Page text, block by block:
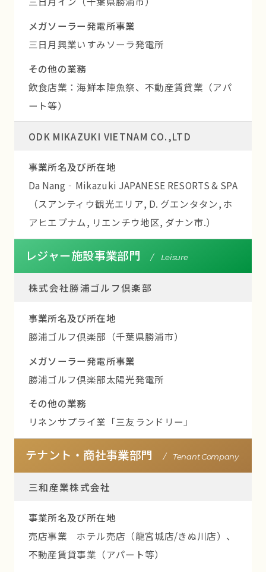
メガソーラー発電所事業
三日月興業いすみソーラ発電所
その他の業務
飲食店業：海鮮本陣魚祭、不動産賃貸業（アパ
ート等）
ODK MIKAZUKI VIETNAM CO.,LTD
事業所名及び所在地
Da Nang‐Mikazuki JAPANESE RESORTS & SPA
（スアンティウ観光エリア, D. グエンタタン, ホ
アヒエプナム, リエンチウ地区, ダナン市.）
レジャー施設事業部門 / Leisure
株式会社勝浦ゴルフ倶楽部
事業所名及び所在地
勝浦ゴルフ倶楽部（千葉県勝浦市）
メガソーラー発電所事業
勝浦ゴルフ倶楽部太陽光発電所
その他の業務
リネンサプライ業「三友ランドリー」
テナント・商社事業部門 / Tenant Company
三和産業株式会社
事業所名及び所在地
売店事業 ホテル売店（龍宮城店/きぬ川店）、
不動産賃貸事業（アパート等）